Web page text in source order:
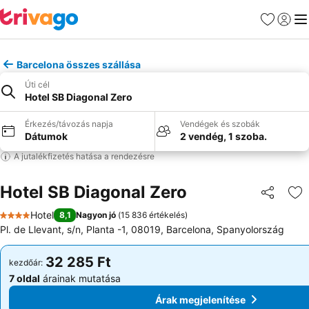
Kedvencek
Barcelona összes szállása
Úti cél
Hotel SB Diagonal Zero
Érkezés/távozás napja
Dátumok
Vendégek és szobák
2 vendég, 1 szoba.
A jutalékfizetés hatása a rendezésre
Hotel SB Diagonal Zero
4 Kategória
Hotel 8,1 Nagyon jó (15 836 értékelés)
Pl. de Llevant, s/n, Planta -1, 08019, Barcelona, Spanyolország
kezdőár: 32 285 Ft
7 oldal árainak mutatása
Árak megjelenítése
kezdőár: 32 285 Ft
7 oldal árainak mutatása
Árak megjelenítése